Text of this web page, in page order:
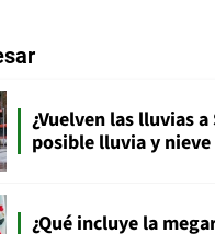
¿Vuelven las lluvias
posible lluvia y
¿Qué incluye la